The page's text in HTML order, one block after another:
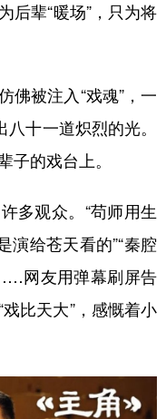
后辈“暖场”，只为将
被注入“戏魂”，一
八十一道炽烈的光。
子的戏台上。
观众。“苟师用生
演给苍天看的”“秦腔
网友用弹幕刷屏告
比天大”，感慨着小